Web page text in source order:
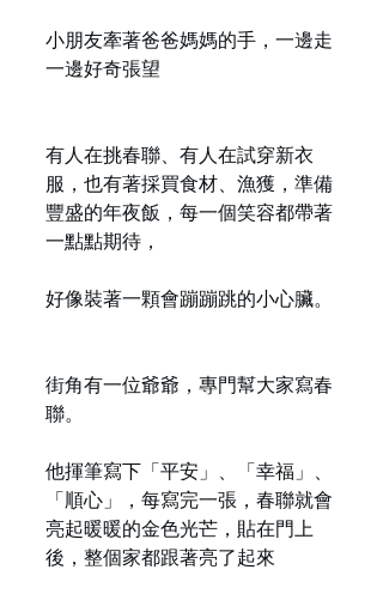
小朋友牽著爸爸媽媽的手，一邊走
一邊好奇張望
有人在挑春聯、有人在試穿新衣
服，也有著採買食材、漁獲，準備
豐盛的年夜飯，每一個笑容都帶著
一點點期待，
好像裝著一顆會蹦蹦跳的小心臟。
街角有一位爺爺，專門幫大家寫春
聯。
他揮筆寫下「平安」、「幸福」、
「順心」，每寫完一張，春聯就會
亮起暖暖的金色光芒，貼在門上
後，整個家都跟著亮了起來